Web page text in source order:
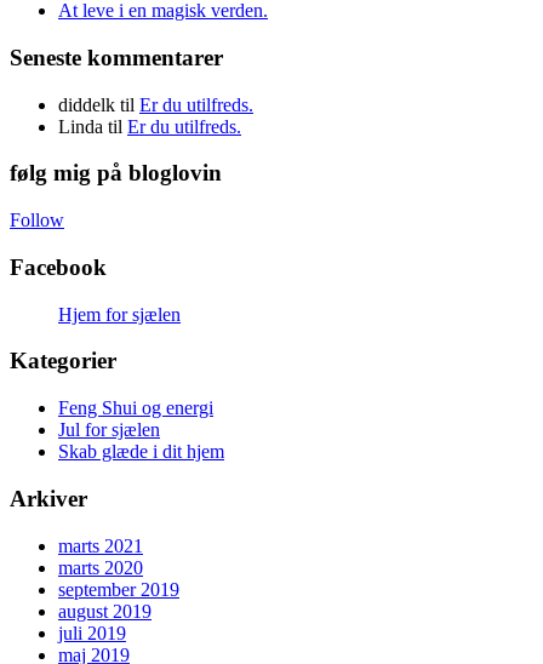
At leve i en magisk verden.
Seneste kommentarer
diddelk til Er du utilfreds.
Linda til Er du utilfreds.
følg mig på bloglovin
Follow
Facebook
Hjem for sjælen
Kategorier
Feng Shui og energi
Jul for sjælen
Skab glæde i dit hjem
Arkiver
marts 2021
marts 2020
september 2019
august 2019
juli 2019
maj 2019